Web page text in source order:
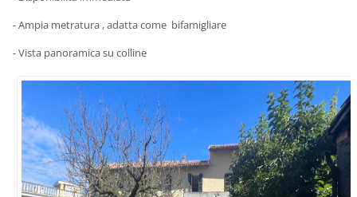
- Ampia metratura , adatta come bifamigliare
- Vista panoramica su colline